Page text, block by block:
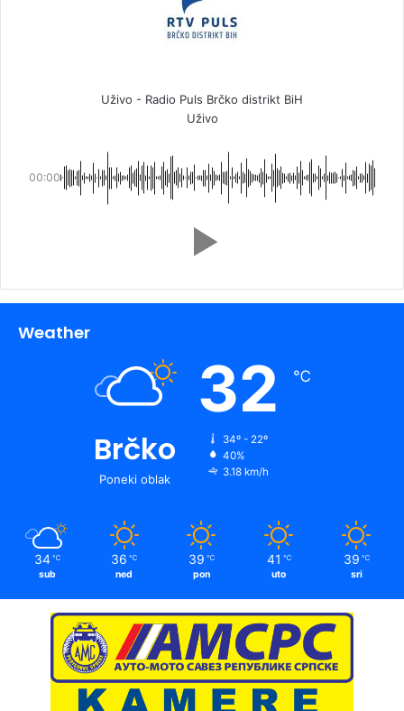
Uživo - Radio Puls Brčko distrikt BiH
Uživo
00:00
Weather
Brčko
Poneki oblak
32 ℃
34º - 22º
40%
3.18 km/h
34 ℃
sub
36 ℃
ned
39 ℃
pon
41 ℃
uto
39 ℃
sri